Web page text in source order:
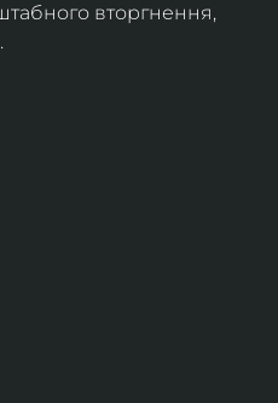
вторгнення,